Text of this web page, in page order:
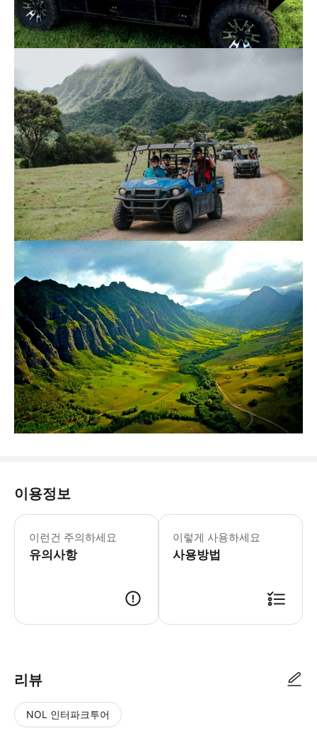
이용정보
이런건 주의하세요
유의사항
이렇게 사용하세요
사용방법
리뷰
NOL 인터파크투어